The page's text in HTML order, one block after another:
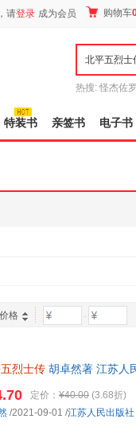
请登录 成为会员 购物车
热搜: 怪杰佐
特装书 亲签书 电子书
价格 -
烈士传 胡卓然著 江苏人
定价： ¥40.00 (3.68折)
/2021-09-01 /江苏人民出版社